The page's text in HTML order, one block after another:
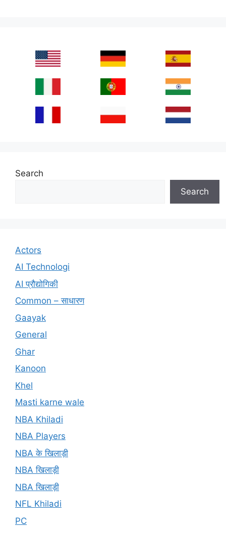
Search
Search
Actors
AI Technologi
AI प्रौद्योगिकी
Common – साधारण
Gaayak
General
Ghar
Kanoon
Khel
Masti karne wale
NBA Khiladi
NBA Players
NBA के खिलाड़ी
NBA खिलाड़ी
NBA खिलाड़ी
NFL Khiladi
PC